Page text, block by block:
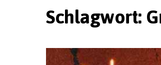
Schlagwort: